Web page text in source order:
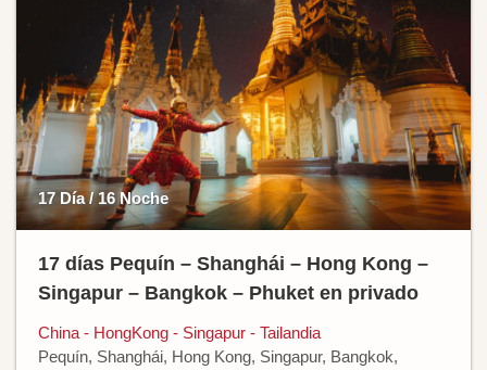
17 Día / 16 Noche
17 días Pequín – Shanghái – Hong Kong –
Singapur – Bangkok – Phuket en privado
China - HongKong - Singapur - Tailandia
Pequín, Shanghái, Hong Kong, Singapur, Bangkok,